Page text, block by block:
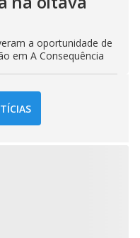
a oportunidade de
em A Consequência